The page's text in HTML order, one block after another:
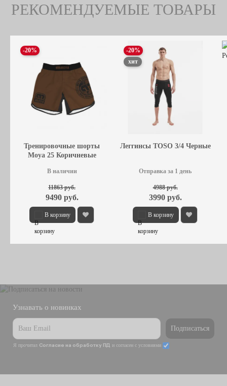
РЕКОМЕНДУЕМЫЕ ТОВАРЫ
-20%
Тренировочные шорты
Moya 25 Коричневые
В наличии
В корзину
11863 руб.
9490 руб.
-20%
хит
Леггинсы TOSO 3/4 Черные
Отправка за 1 день
В корзину
4988 руб.
3990 руб.
Узнавать о новинках
Подписаться
Я прочитал Согласие на обработку ПД и согласен с условиями